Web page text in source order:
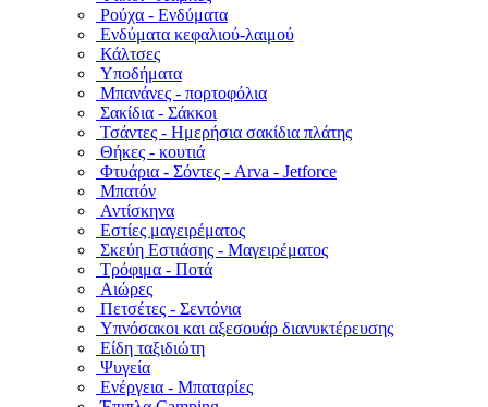
Ρούχα - Ενδύματα
Ενδύματα κεφαλιού-λαιμού
Κάλτσες
Υποδήματα
Μπανάνες - πορτοφόλια
Σακίδια - Σάκκοι
Τσάντες - Ημερήσια σακίδια πλάτης
Θήκες - κουτιά
Φτυάρια - Σόντες - Arva - Jetforce
Μπατόν
Αντίσκηνα
Εστίες μαγειρέματος
Σκεύη Εστιάσης - Μαγειρέματος
Τρόφιμα - Ποτά
Αιώρες
Πετσέτες - Σεντόνια
Υπνόσακοι και αξεσουάρ διανυκτέρευσης
Είδη ταξιδιώτη
Ψυγεία
Ενέργεια - Μπαταρίες